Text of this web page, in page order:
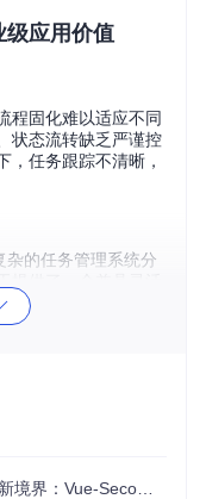
级应用价值
程固化难以适应不同
状态流转缺乏严谨控
，任务跟踪不清晰，
杂的任务管理系统分
同业务场景的定制需
性，同时拖拽交互机
代周期缩短30%，
Test深度解析